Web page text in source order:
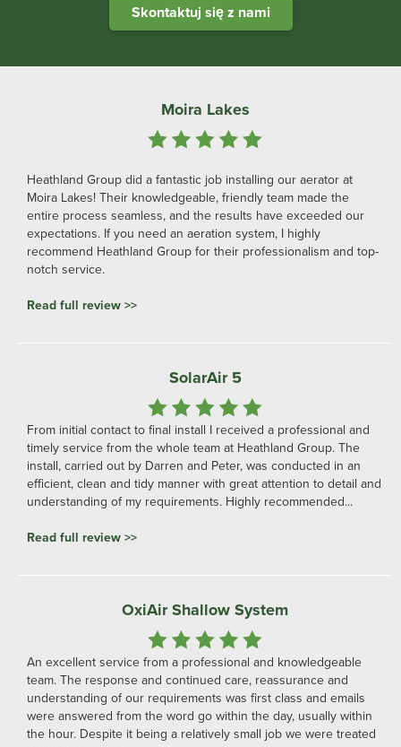
Skontaktuj się z nami
our aerator at
team made the
exceeded our
I highly
and top-
a professional and
Group. The
conducted in an
attention to detail and
recommended...
knowledgeable
and
class and emails
day, usually within
job we were treated
Rodzinne wędkowanie w
Mam pompę OxiAir Shallow 900 z 5
uwielbiam ją. Jest prawie cichy, wrzuca
pomocne za każdym razem, gdy
wystarczająco polecić i wiem, że pompa
jezioro, szczególnie w gorące letnie
Charente we Francji).
Grupa Heathland była bardzo
Przeczytaj pełną recenzję >>
Profesjonalne i
Przeczytaj pełną recenzję >>